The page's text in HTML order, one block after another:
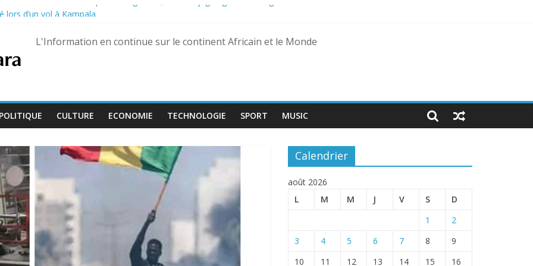
avec l’arrivée de quatre magistrats, dont un juge aguerri de Gagal
de la Culture devient « Bamba Tchandoulaye, dit Jorio Stars »
des FSR retrouvé à Dubaï
Fily Sissoko – dix ans de réclusion confirmés
L'Information en continue sur le continent Africain et le Monde
POLITIQUE CULTURE ECONOMIE TECHNOLOGIE SPORT MUSIC
Calendrier
août 2026
L
M M J V S D
1
2
3
4 5 6 7 8
9
10
11 12 13 14 15
16